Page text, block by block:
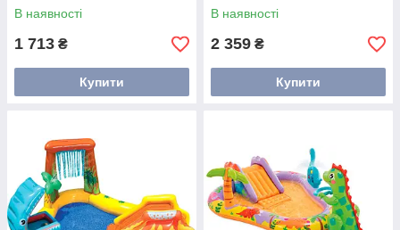
В наявності
1 713 ₴
Купити
В наявності
2 359 ₴
Купити